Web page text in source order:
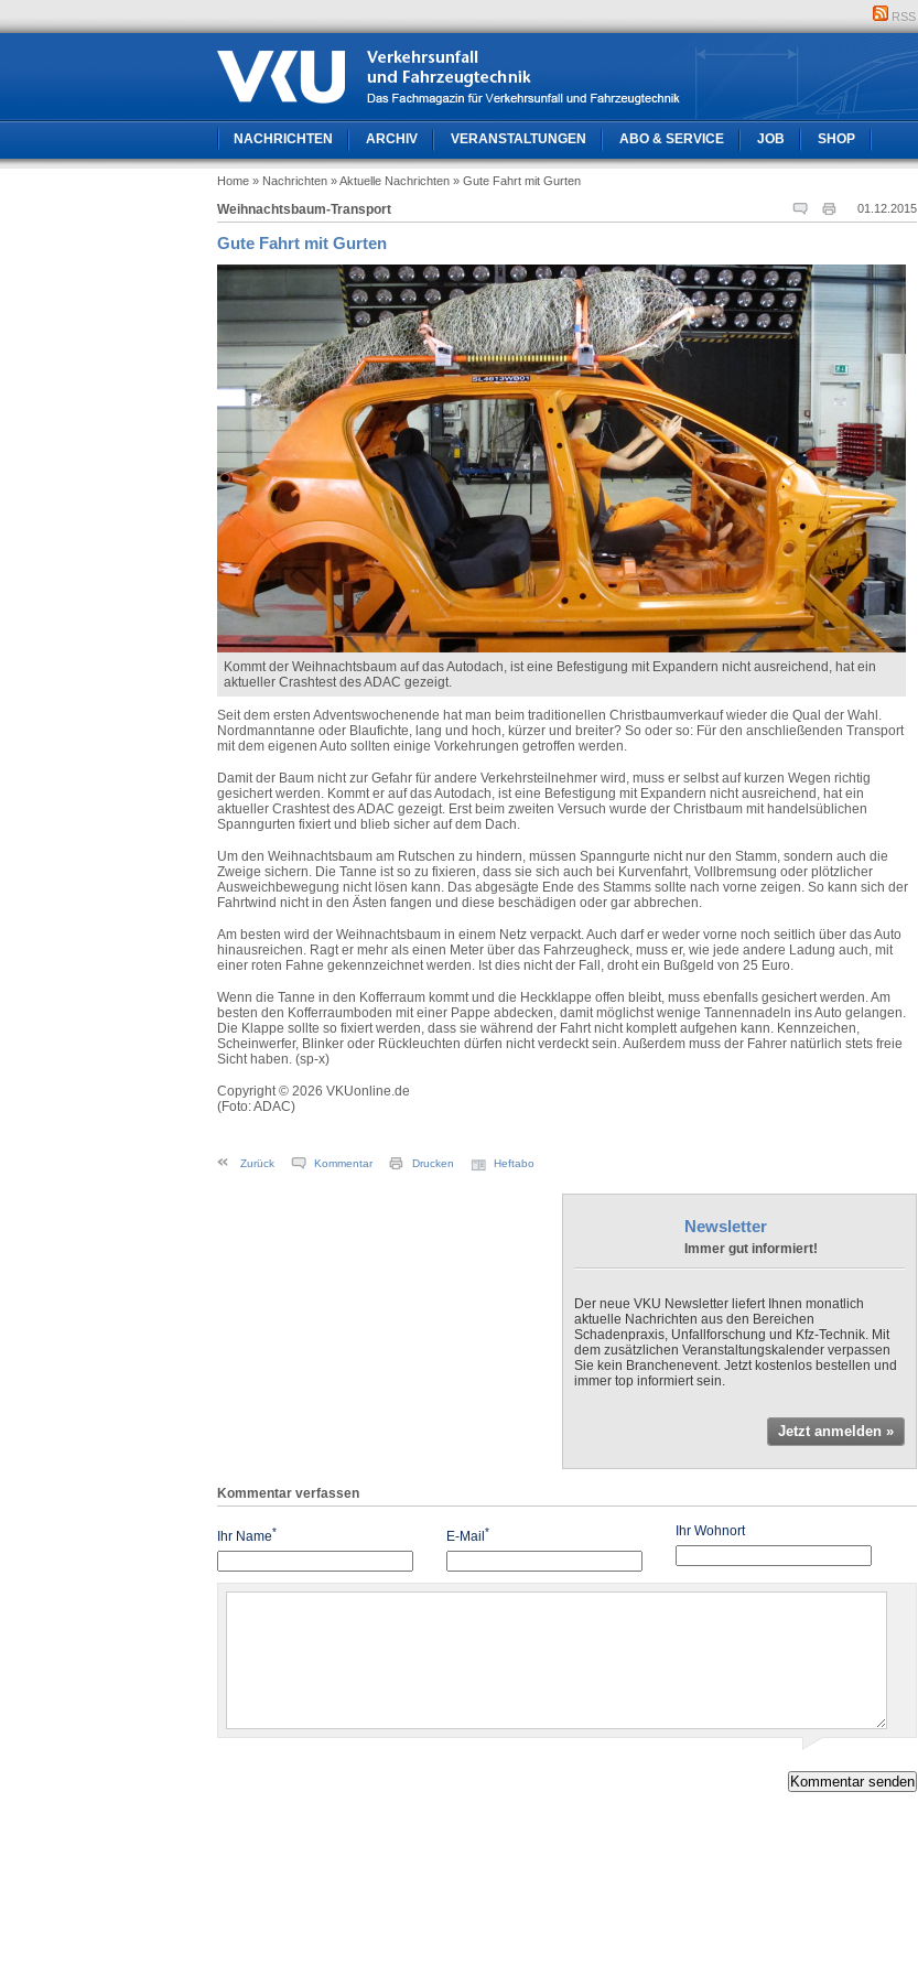
RSS
NACHRICHTEN ARCHIV VERANSTALTUNGEN ABO & SERVICE JOB SHOP
Home » Nachrichten » Aktuelle Nachrichten » Gute Fahrt mit Gurten
01.12.2015
Weihnachtsbaum-Transport
Gute Fahrt mit Gurten
Kommt der Weihnachtsbaum auf das Autodach, ist eine Befestigung mit Expandern nicht ausreichend, hat ein
aktueller Crashtest des ADAC gezeigt.
Seit dem ersten Adventswochenende hat man beim traditionellen Christbaumverkauf wieder die Qual der Wahl.
Nordmanntanne oder Blaufichte, lang und hoch, kürzer und breiter? So oder so: Für den anschließenden Transport
mit dem eigenen Auto sollten einige Vorkehrungen getroffen werden.
Damit der Baum nicht zur Gefahr für andere Verkehrsteilnehmer wird, muss er selbst auf kurzen Wegen richtig
gesichert werden. Kommt er auf das Autodach, ist eine Befestigung mit Expandern nicht ausreichend, hat ein
aktueller Crashtest des ADAC gezeigt. Erst beim zweiten Versuch wurde der Christbaum mit handelsüblichen
Spanngurten fixiert und blieb sicher auf dem Dach.
Um den Weihnachtsbaum am Rutschen zu hindern, müssen Spanngurte nicht nur den Stamm, sondern auch die
Zweige sichern. Die Tanne ist so zu fixieren, dass sie sich auch bei Kurvenfahrt, Vollbremsung oder plötzlicher
Ausweichbewegung nicht lösen kann. Das abgesägte Ende des Stamms sollte nach vorne zeigen. So kann sich der
Fahrtwind nicht in den Ästen fangen und diese beschädigen oder gar abbrechen.
Am besten wird der Weihnachtsbaum in einem Netz verpackt. Auch darf er weder vorne noch seitlich über das Auto
hinausreichen. Ragt er mehr als einen Meter über das Fahrzeugheck, muss er, wie jede andere Ladung auch, mit
einer roten Fahne gekennzeichnet werden. Ist dies nicht der Fall, droht ein Bußgeld von 25 Euro.
Wenn die Tanne in den Kofferraum kommt und die Heckklappe offen bleibt, muss ebenfalls gesichert werden. Am
besten den Kofferraumboden mit einer Pappe abdecken, damit möglichst wenige Tannennadeln ins Auto gelangen.
Die Klappe sollte so fixiert werden, dass sie während der Fahrt nicht komplett aufgehen kann. Kennzeichen,
Scheinwerfer, Blinker oder Rückleuchten dürfen nicht verdeckt sein. Außerdem muss der Fahrer natürlich stets freie
Sicht haben. (sp-x)
Copyright © 2026 VKUonline.de
(Foto: ADAC)
Zurück Kommentar Drucken Heftabo
Newsletter
Immer gut informiert!
Der neue VKU Newsletter liefert Ihnen monatlich
aktuelle Nachrichten aus den Bereichen
Schadenpraxis, Unfallforschung und Kfz-Technik. Mit
dem zusätzlichen Veranstaltungskalender verpassen
Sie kein Branchenevent. Jetzt kostenlos bestellen und
immer top informiert sein.
Jetzt anmelden »
Kommentar verfassen
Ihr Name* E-Mail* Ihr Wohnort